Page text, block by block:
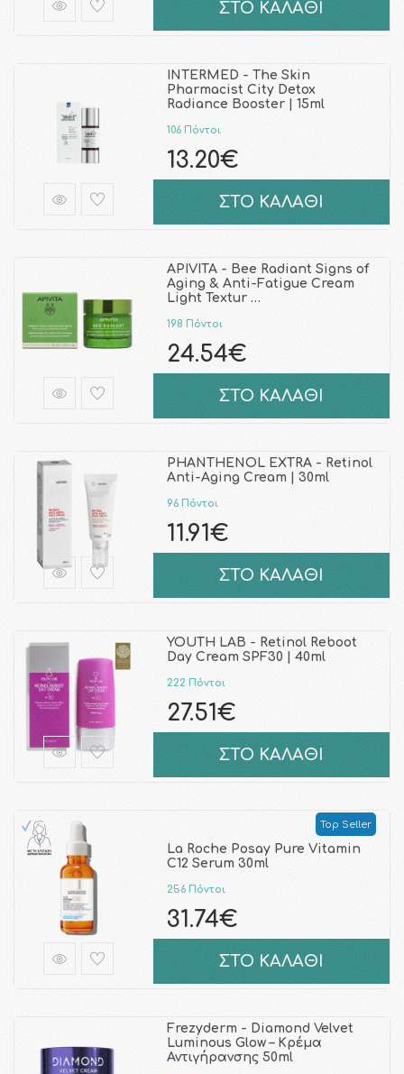
ΣΤΟ ΚΑΛΑΘΙ
INTERMED - The Skin
Pharmacist City Detox
Radiance Booster | 15ml
106 Πόντοι
13.20€
ΣΤΟ ΚΑΛΑΘΙ
APIVITA - Bee Radiant Signs of
Aging & Anti-Fatigue Cream
Light Textur …
198 Πόντοι
24.54€
ΣΤΟ ΚΑΛΑΘΙ
PHANTHENOL EXTRA - Retinol
Anti-Aging Cream | 30ml
96 Πόντοι
11.91€
ΣΤΟ ΚΑΛΑΘΙ
YOUTH LAB - Retinol Reboot
Day Cream SPF30 | 40ml
222 Πόντοι
27.51€
ΣΤΟ ΚΑΛΑΘΙ
Top Seller
La Roche Posay Pure Vitamin
C12 Serum 30ml
256 Πόντοι
31.74€
ΣΤΟ ΚΑΛΑΘΙ
Frezyderm - Diamond Velvet
Luminous Glow – Κρέμα
Αντιγήρανσης 50ml